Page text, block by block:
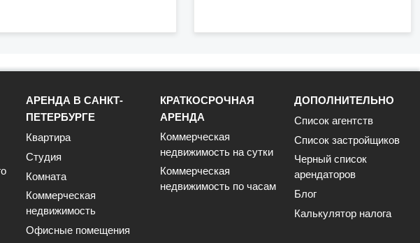
АРЕНДА В САНКТ-
ПЕТЕРБУРГЕ
Квартира
Студия
Комната
Коммерческая
недвижимость
Офисные помещения
КРАТКОСРОЧНАЯ
АРЕНДА
Коммерческая
недвижимость на сутки
Коммерческая
недвижимость по часам
ДОПОЛНИТЕЛЬНО
Список агентств
Список застройщиков
Черный список
арендаторов
Блог
Калькулятор налога